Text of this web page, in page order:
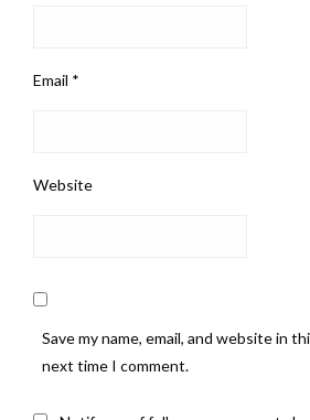
Email *
Website
Save my name, email, and website in
next time I comment.